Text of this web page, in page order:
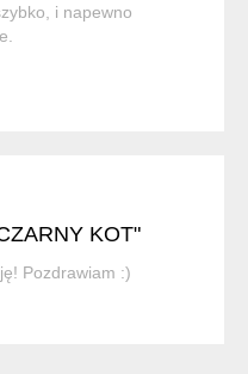
i napewno
KOT"
Pozdrawiam :)